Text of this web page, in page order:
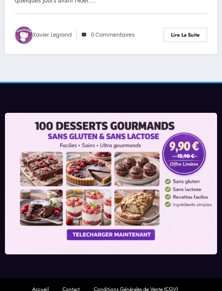
Xavier Legrand 0 Commentaires Lire La Suite
Accueil Contact Conditions Générales de Vente (CGV)